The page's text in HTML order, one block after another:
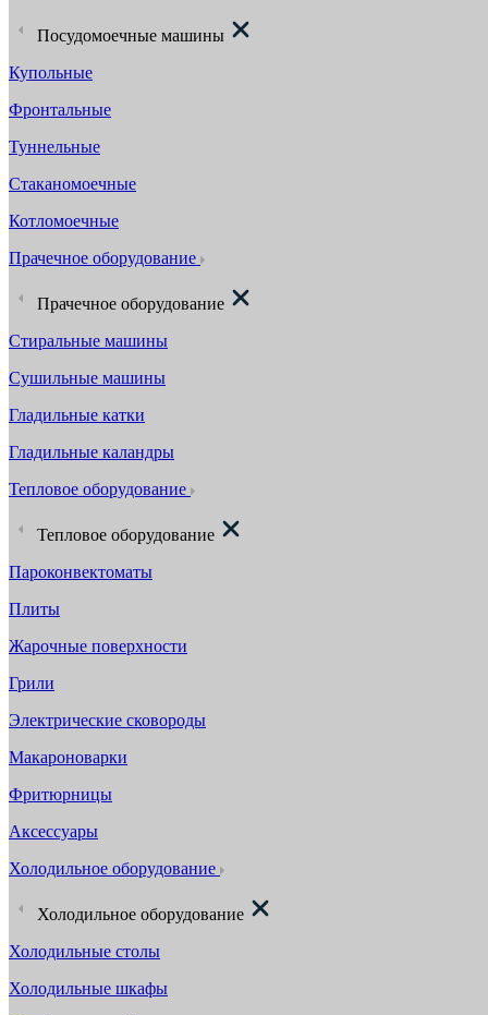
Посудомоечные машины
Купольные
Фронтальные
Туннельные
Стаканомоечные
Котломоечные
Прачечное оборудование
Прачечное оборудование
Стиральные машины
Сушильные машины
Гладильные катки
Гладильные каландры
Тепловое оборудование
Тепловое оборудование
Пароконвектоматы
Плиты
Жарочные поверхности
Грили
Электрические сковороды
Макароноварки
Фритюрницы
Аксессуары
Холодильное оборудование
Холодильное оборудование
Холодильные столы
Холодильные шкафы